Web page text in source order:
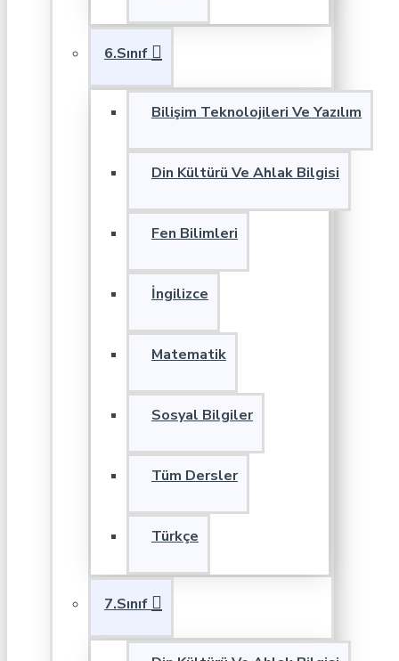
6.Sınıf
Bilişim Teknolojileri Ve Yazılım
Din Kültürü Ve Ahlak Bilgisi
Fen Bilimleri
İngilizce
Matematik
Sosyal Bilgiler
Tüm Dersler
Türkçe
7.Sınıf